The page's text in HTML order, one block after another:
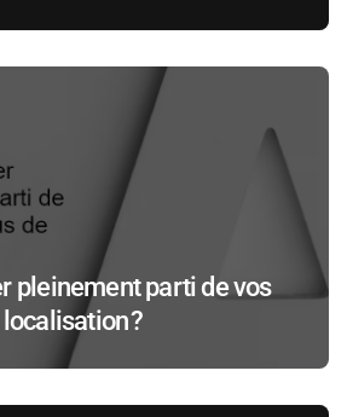
pleinement parti de vos
?